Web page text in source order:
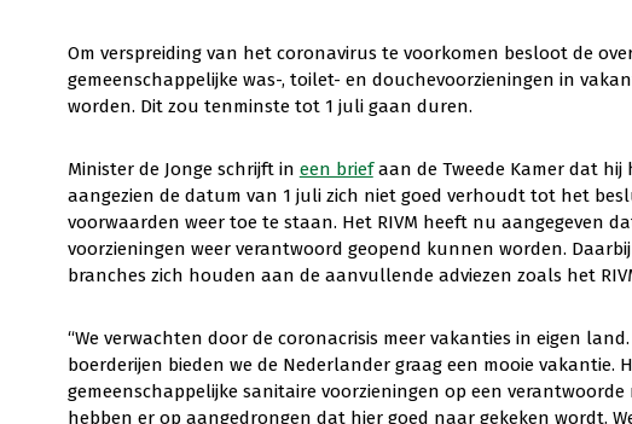
Om verspreiding van het coronavirus te voorkomen besloot de
gemeenschappelijke was-, toilet- en douchevoorzieningen in
worden. Dit zou tenminste tot 1 juli gaan duren.
Minister de Jonge schrijft in een briefaan de Tweede Kamer dat hij
aangezien de datum van 1 juli zich niet goed verhoudt tot het
voorwaarden weer toe te staan. Het RIVM heeft nu aangegeven
voorzieningen weer verantwoord geopend kunnen worden.
branches zich houden aan de aanvullende adviezen zoals het
“We verwachten door de coronacrisis meer vakanties in eigen
boerderijen bieden we de Nederlander graag een mooie
gemeenschappelijke sanitaire voorzieningen op een
hebben er op aangedrongen dat hier goed naar gekeken wordt.